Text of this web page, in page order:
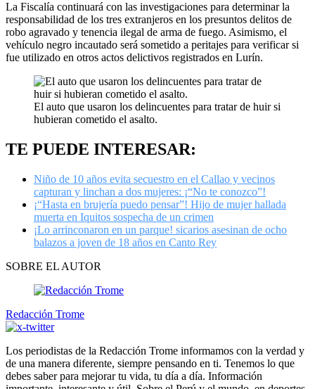
La Fiscalía continuará con las investigaciones para determinar la
responsabilidad de los tres extranjeros en los presuntos delitos de
robo agravado y tenencia ilegal de arma de fuego. Asimismo, el
vehículo negro incautado será sometido a peritajes para verificar si
fue utilizado en otros actos delictivos registrados en Lurín.
El auto que usaron los delincuentes para tratar de huir si
hubieran cometido el asalto.
TE PUEDE INTERESAR:
Niño de 10 años evita secuestro en el Callao y vecinos
capturan y linchan a dos mujeres: ¡“No te conozco”!
¡“Hasta en brujería puedo pensar”! Hijo de mujer hallada
muerta en Iquitos sospecha de un crimen
¡Lo arrinconaron en un parque! sicarios asesinan de ocho
balazos a joven de 18 años en Canto Rey
SOBRE EL AUTOR
Redacción Trome
Los periodistas de la Redacción Trome informamos con la verdad y
de una manera diferente, siempre pensando en ti. Tenemos lo que
debes saber para mejorar tu vida, tu día a día. Información